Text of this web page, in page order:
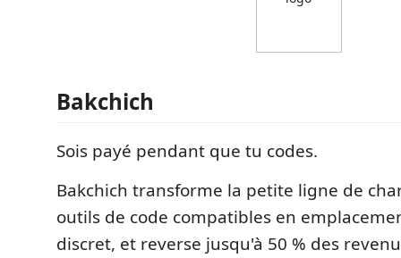
Bakchich
Sois payé pendant que tu codes.
Bakchich transforme la petite ligne de
outils de code compatibles en
discret, et reverse jusqu'à 50 % des